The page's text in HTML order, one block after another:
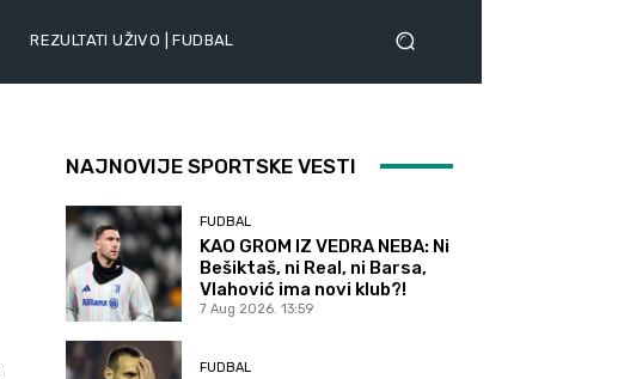
REZULTATI UŽIVO | FUDBAL
NAJNOVIJE SPORTSKE VESTI
FUDBAL
KAO GROM IZ VEDRA NEBA: Ni
Bešiktaš, ni Real, ni Barsa,
Vlahović ima novi klub?!
7 Aug 2026. 13:59
FUDBAL